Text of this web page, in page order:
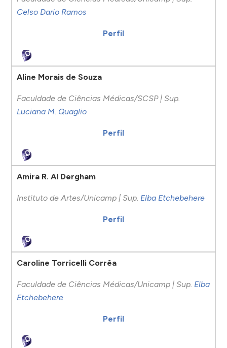
Celso Dario Ramos
Perfil
Aline Morais de Souza
Faculdade de Ciências Médicas/SCSP | Sup.
Luciana M. Quaglio
Perfil
Amira R. Al Dergham
Instituto de Artes/Unicamp | Sup. Elba Etchebehere
Perfil
Caroline Torricelli Corrêa
Faculdade de Ciências Médicas/Unicamp | Sup. Elba
Etchebehere
Perfil